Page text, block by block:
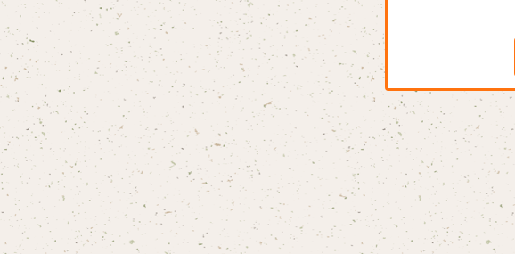
bud&harbor
Bulbs Of Passion
B玉
Calme Adiction